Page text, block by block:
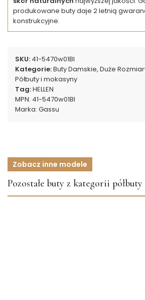
produkowane buty daje 2 letnią
konstrukcyjne.
SKU: 41-5470w01Bl
Kategorie:Buty Damskie, Duże
Półbuty i mokasyny
Tag:HELLEN
MPN: 41-5470w01Bl
Marka: Gassu
Zobacz inne modele
Pozostałe buty z kategorii